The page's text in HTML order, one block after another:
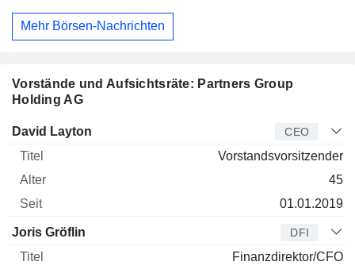
Mehr Börsen-Nachrichten
Vorstände und Aufsichtsräte: Partners Group
Holding AG
Manager Titel
David Layton CEO
Vorstandsvorsitzender
45
01.01.2019
Joris Gröflin DFI
Finanzdirektor/CFO